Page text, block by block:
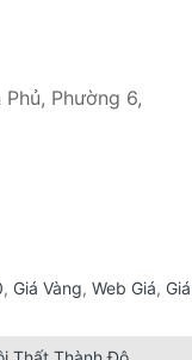
Phường 6,
, Giá Vàng, Web Giá, Giá